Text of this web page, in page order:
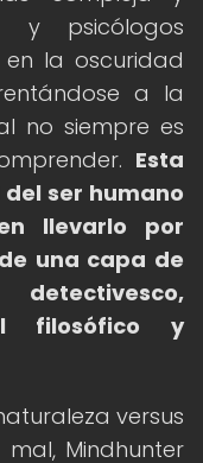
y psicólogos
la oscuridad
a la
no siempre es
Esta
ser humano
llevarlo por
una capa de
filosófico y
versus
Mindhunter